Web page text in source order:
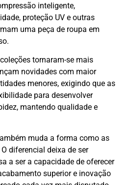
inteligente,
proteção UV e outras
uma peça de roupa em
tornaram-se mais
novidades com maior
menores, exigindo que as
para desenvolver
mantendo qualidade e
muda a forma como as
diferencial deixa de ser
a ser a capacidade de oferecer
superior e inovação